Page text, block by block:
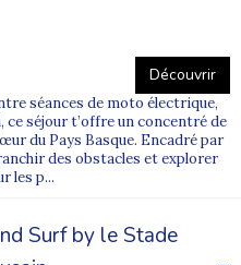
Découvrir
séances de moto électrique,
séjour t’offre un concentré de
du Pays Basque. Encadré par
des obstacles et explorer
les p...
Surf by le Stade